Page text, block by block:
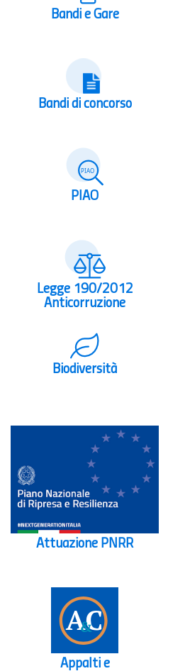
Bandi e Gare
Bandi di concorso
PIAO
Legge 190/2012
Anticorruzione
Biodiversità
Attuazione PNRR
Appalti e